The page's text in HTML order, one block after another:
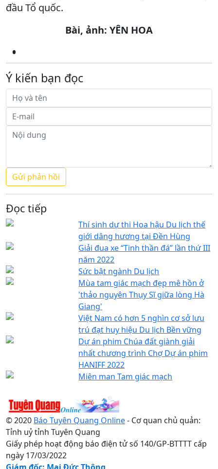
đầu Tổ quốc.
Bài, ảnh: YÊN HOA
Ý kiến bạn đọc
Đọc tiếp
Thí sinh dự thi Hoa hậu Du lịch thế
giới dâng hương tại Đền Hùng
Giải đua xe “Tinh thần đá” lần thứ III
năm 2022
Sức bật ngành Du lịch
Mùa tam giác mạch đẹp mê hồn ở
'thảo nguyên Thụy Sĩ giữa lòng Hà
Giang'
Việt Nam có hơn 5 nghìn cơ sở lưu
trú đạt huy hiệu Du lịch Bền vững
Dự án phim Chúa đất giành giải
nhất chương trình Chợ Dự án phim
HANIFF 2022
Miên man Tam giác mạch
© 2020 Báo Tuyên Quang Online- Cơ quan chủ quản:
Tỉnh uỷ tỉnh Tuyên Quang
Giấy phép hoạt động báo điện tử số 140/GP-BTTTT cấp
ngày 17/03/2022